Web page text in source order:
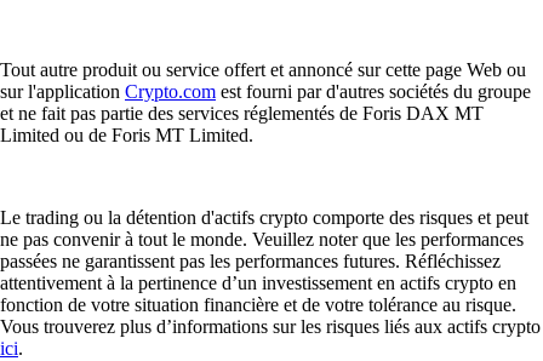
Tout autre produit ou service offert et annoncé sur cette page Web ou
sur l'application Crypto.com est fourni par d'autres sociétés du groupe
et ne fait pas partie des services réglementés de Foris DAX MT
Limited ou de Foris MT Limited.
Le trading ou la détention d'actifs crypto comporte des risques et peut
ne pas convenir à tout le monde. Veuillez noter que les performances
passées ne garantissent pas les performances futures. Réfléchissez
attentivement à la pertinence d’un investissement en actifs crypto en
fonction de votre situation financière et de votre tolérance au risque.
Vous trouverez plus d’informations sur les risques liés aux actifs crypto
ici.